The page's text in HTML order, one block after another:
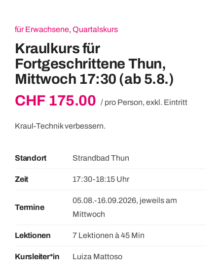
für Erwachsene, Quartalskurs
Kraulkurs für
Fortgeschrittene Thun,
Mittwoch 17:30 (ab 5.8.)
CHF 175.00 / pro Person, exkl. Eintritt
Kraul-Technik verbessern.
Standort Strandbad Thun
Zeit 17:30-18:15 Uhr
Termin
05.08.-16.09.2026, jeweils am
Mittwoch
Lektionen 7 Lektionen à 45 Min
Kursleiter*in Luiza Mattoso